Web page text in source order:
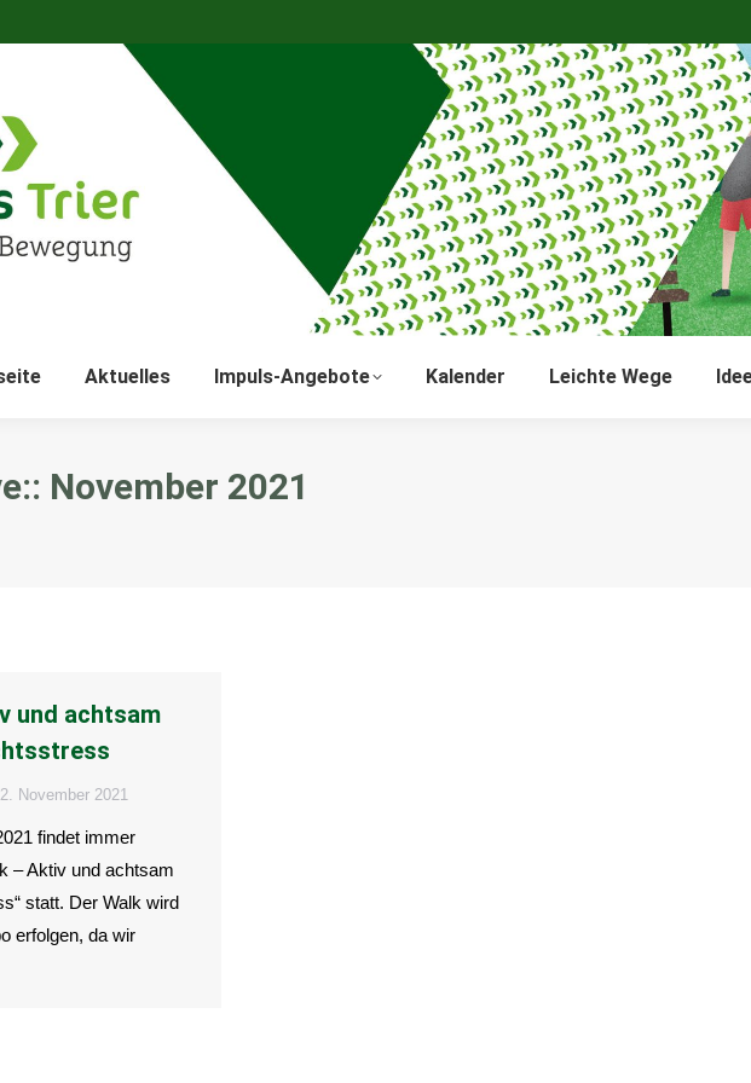
Aktuelles Impuls-Angebote Kalender Leichte Wege
November 2021
und achtsam
November 2021
findet immer
– Aktiv und achtsam
statt. Der Walk wird
erfolgen, da wir